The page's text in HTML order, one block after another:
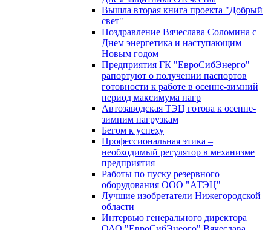
Вышла вторая книга проекта "Добрый
свет"
Поздравление Вячеслава Соломина с
Днем энергетика и наступающим
Новым годом
Предприятия ГК "ЕвроСибЭнерго"
рапортуют о получении паспортов
готовности к работе в осенне-зимний
период максимума нагр
Автозаводская ТЭЦ готова к осенне-
зимним нагрузкам
Бегом к успеху
Профессиональная этика –
необходимый регулятор в механизме
предприятия
Работы по пуску резервного
оборудования ООО "АТЭЦ"
Лучшие изобретатели Нижегородской
области
Интервью генерального директора